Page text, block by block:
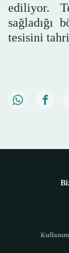
ediliyor.
sağladığı
tesisini